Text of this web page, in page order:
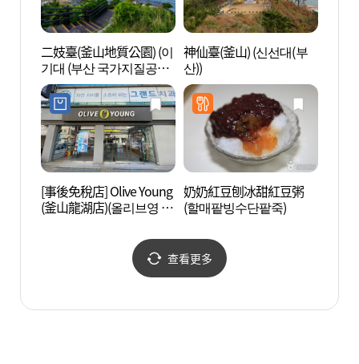
二妓臺(釜山地質公園) (이
기대 (부산 국가지질공
원))
神仙臺(釜山) (신선대(부
산))
[事後免稅店] Olive Young
(釜山龍湖店)(올리브영 부
奶奶紅豆刨冰甜紅豆粥
(할매팥빙수단팥죽)
查看更多